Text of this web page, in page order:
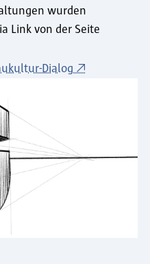
wurden
Link von der Seite
Dialog